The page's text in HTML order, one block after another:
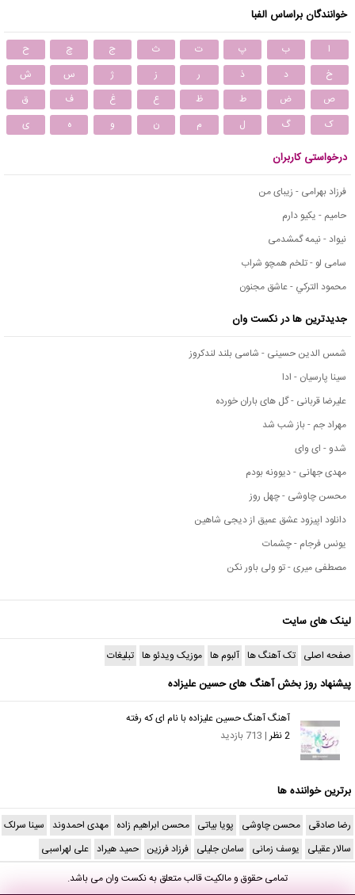
خوانندگان براساس الفبا
ا ب پ ت ث ج چ
ح
خ
د ذ ر ز ژ س
ش
ص
ض ط ظ ع غ ف
ق
ک
گ ل م ن و ه ی
درخواستی کاربران
فرزاد بهرامی - زیبای من
حامیم - یکیو دارم
نیواد - نیمه گمشدمی
سامی لو - تلخم همچو شراب
محمود التركي - عاشق مجنون
جدیدترین ها در نکست وان
شمس الدین حسینی - شاسی بلند لندکروز
سینا پارسیان - ادا
علیرضا قربانی - گل های باران خورده
مهراد جم - باز شب شد
شدو - ای وای
مهدی جهانی - دیوونه بودم
محسن چاوشی - چهل روز
دانلود اپیزود عشق عمیق از دیجی شاهین
یونس فرجام - چشمات
مصطفی میری - تو ولی باور نکن
لینک های سایت
صفحه اصلی تک آهنگ ها آلبوم ها موزیک ویدئو ها تبلیغات
پیشنهاد روز بخش آهنگ های حسین علیزاده
آهنگ آهنگ حسین علیزاده با نام ای که رفته
2 نظر
| 713 بازدید
برترین خواننده ها
رضا صادقی محسن چاوشی پویا بیاتی محسن ابراهیم زاده مهدی احمدوند سینا سرلک
سالار عقیلی یوسف زمانی سامان جلیلی فرزاد فرزین حمید هیراد علی لهراسبی
تمامی حقوق و مالکیت قالب متعلق بهنکست وانمی باشد.